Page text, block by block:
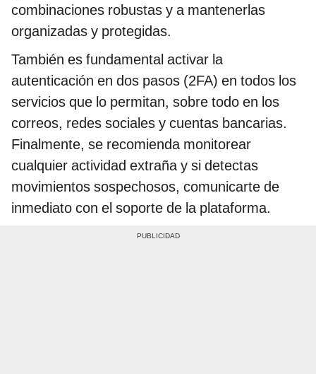
combinaciones robustas y a mantenerlas
organizadas y protegidas.
También es fundamental activar la
autenticación en dos pasos (2FA) en todos los
servicios que lo permitan, sobre todo en los
correos, redes sociales y cuentas bancarias.
Finalmente, se recomienda monitorear
cualquier actividad extraña y si detectas
movimientos sospechosos, comunicarte de
inmediato con el soporte de la plataforma.